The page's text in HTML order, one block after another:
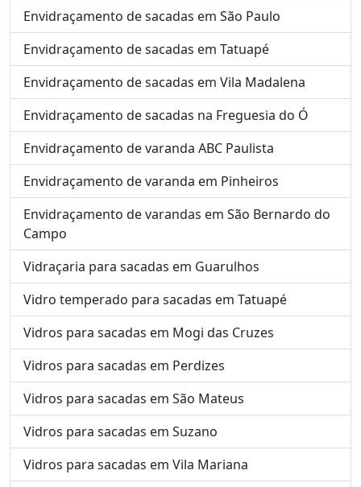
Envidraçamento de sacadas em São Paulo
Envidraçamento de sacadas em Tatuapé
Envidraçamento de sacadas em Vila Madalena
Envidraçamento de sacadas na Freguesia do Ó
Envidraçamento de varanda ABC Paulista
Envidraçamento de varanda em Pinheiros
Envidraçamento de varandas em São Bernardo do
Campo
Vidraçaria para sacadas em Guarulhos
Vidro temperado para sacadas em Tatuapé
Vidros para sacadas em Mogi das Cruzes
Vidros para sacadas em Perdizes
Vidros para sacadas em São Mateus
Vidros para sacadas em Suzano
Vidros para sacadas em Vila Mariana